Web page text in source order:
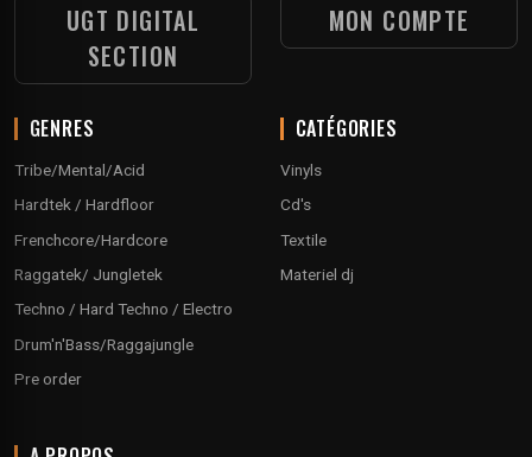
UGT DIGITAL
SECTION
MON COMPTE
GENRES
Tribe/Mental/Acid
Hardtek / Hardfloor
Frenchcore/Hardcore
Raggatek/ Jungletek
Techno / Hard Techno / Electro
Drum'n'Bass/Raggajungle
Pre order
CATÉGORIES
Vinyls
Cd's
Textile
Materiel dj